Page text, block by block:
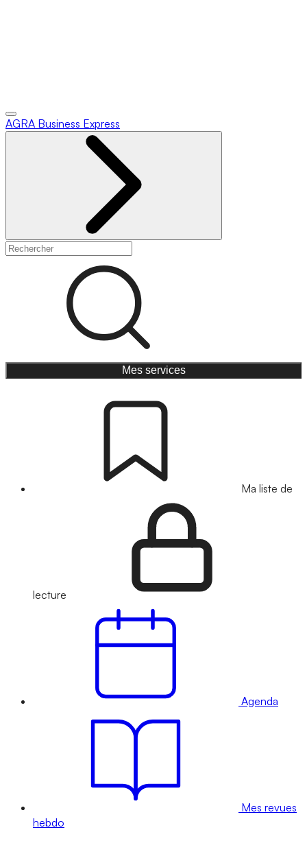
AGRA Business Express
Mes services
Ma liste de
lecture
Agenda
Mes revues
hebdo